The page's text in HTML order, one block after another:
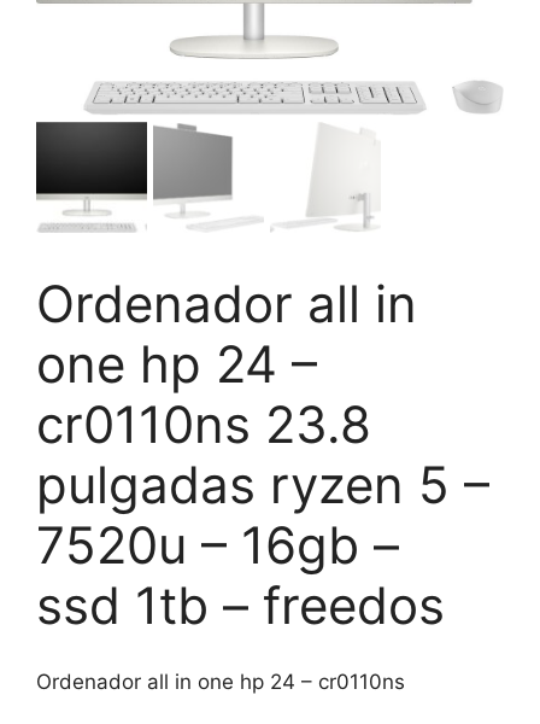
Ordenador all in
one hp 24 –
cr0110ns 23.8
pulgadas ryzen 5 –
7520u – 16gb –
ssd 1tb – freedos
Ordenador all in one hp 24 – cr0110ns